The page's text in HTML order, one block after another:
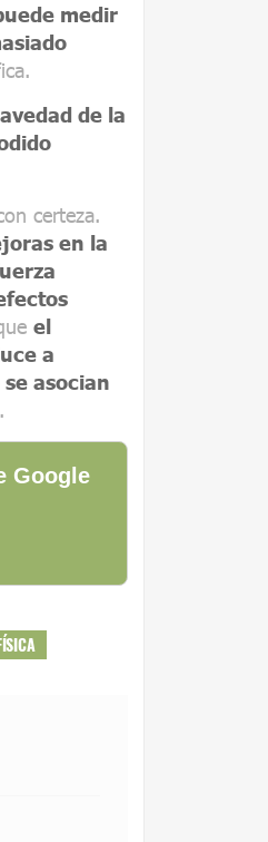
medir
de la
certeza.
en la
el
a
asocian
Google